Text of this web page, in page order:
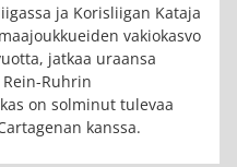
ja Korisliigan Kataja
vakiokasvo
jatkaa uraansa
Rein-Ruhrin
on solminut tulevaa
kanssa.